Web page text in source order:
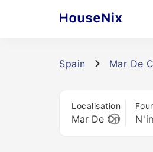
Spain Mar De
Localisation